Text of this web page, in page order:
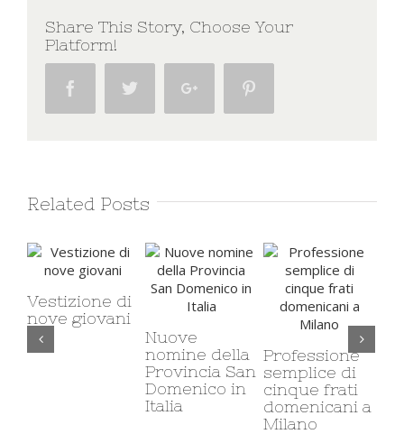
Share This Story, Choose Your
Platform!
Facebook Twitter Google+
Related Posts
Vestizione di
nove giovani
Nuove
nomine della
Provincia San
Domenico in
Italia
Professione
semplice di
cinque frati
domenicani a
Milano